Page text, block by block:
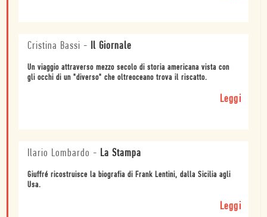
Cristina Bassi - Il Giornale
Un viaggio attraverso mezzo secolo di storia americana vista con
gli occhi di un "diverso" che oltreoceano trova il riscatto.
Leggi
Ilario Lombardo - La Stampa
Giuffré ricostruisce la biografia di Frank Lentini, dalla Sicilia agli
Usa.
Leggi